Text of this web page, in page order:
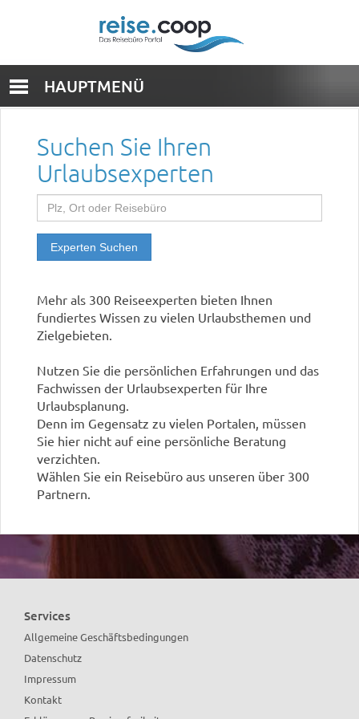
HAUPTMENÜ
Suchen Sie Ihren
Urlaubsexperten
Experten Suchen
Mehr als 300 Reiseexperten bieten Ihnen
fundiertes Wissen zu vielen Urlaubsthemen und
Zielgebieten.
Nutzen Sie die persönlichen Erfahrungen und das
Fachwissen der Urlaubsexperten für Ihre
Urlaubsplanung.
Denn im Gegensatz zu vielen Portalen, müssen
Sie hier nicht auf eine persönliche Beratung
verzichten.
Wählen Sie ein Reisebüro aus unseren über 300
Partnern.
Nähe!
Services
Allgemeine Geschäftsbedingungen
Datenschutz
Impressum
Kontakt